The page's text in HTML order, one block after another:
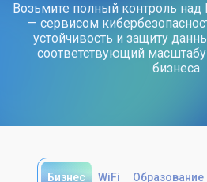
Возьмите полный контроль над
— сервисом
устойчивость и защиту
соответствующий
бизнеса.
Бизнес WiFi